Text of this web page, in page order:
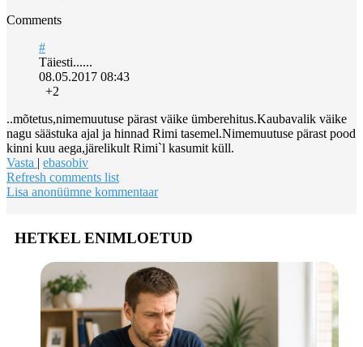
Comments
#
Täiesti......
08.05.2017 08:43
+2
..mõtetus,nimemuutuse pärast väike ümberehitus.Kaubavalik väike
nagu säästuka ajal ja hinnad Rimi tasemel.Nimemuutuse pärast pood
kinni kuu aega,järelikult Rimi`l kasumit küll.
Vasta | ebasobiv
Refresh comments list
Lisa anonüümne kommentaar
HETKEL ENIMLOETUD